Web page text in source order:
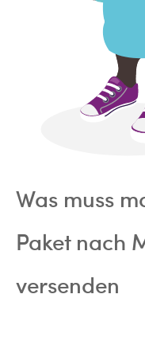
Was muss
Paket nach
versenden